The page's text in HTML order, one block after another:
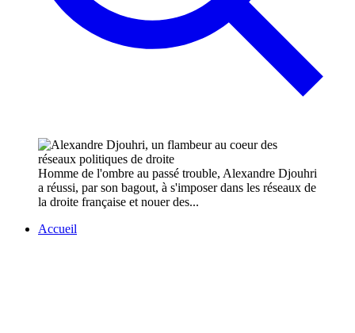
Homme de l'ombre au passé trouble, Alexandre Djouhri
a réussi, par son bagout, à s'imposer dans les réseaux de
la droite française et nouer des...
Accueil